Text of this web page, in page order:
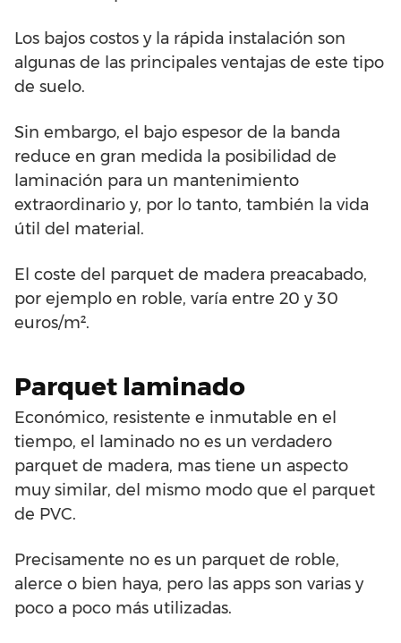
Los bajos costos y la rápida instalación son
algunas de las principales ventajas de este tipo
de suelo.
Sin embargo, el bajo espesor de la banda
reduce en gran medida la posibilidad de
laminación para un mantenimiento
extraordinario y, por lo tanto, también la vida
útil del material.
El coste del parquet de madera preacabado,
por ejemplo en roble, varía entre 20 y 30
euros/m².
Parquet laminado
Económico, resistente e inmutable en el
tiempo, el laminado no es un verdadero
parquet de madera, mas tiene un aspecto
muy similar, del mismo modo que el parquet
de PVC.
Precisamente no es un parquet de roble,
alerce o bien haya, pero las apps son varias y
poco a poco más utilizadas.